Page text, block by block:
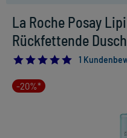
La Roche Posay
Rückfettende
5.01
-20%*